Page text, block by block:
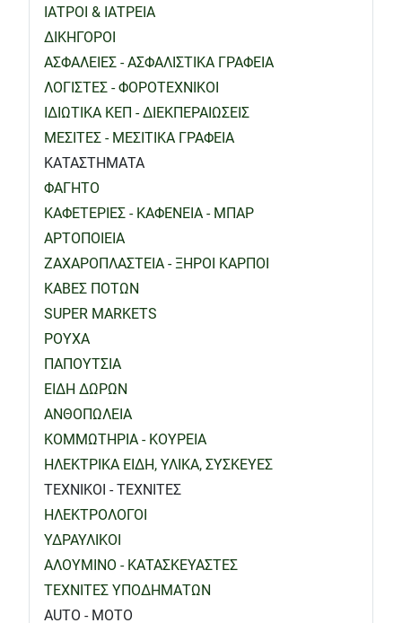
ΙΑΤΡΟΙ & ΙΑΤΡΕΙΑ
ΔΙΚΗΓΟΡΟΙ
ΑΣΦΑΛΕΙΕΣ - ΑΣΦΑΛΙΣΤΙΚΑ ΓΡΑΦΕΙΑ
ΛΟΓΙΣΤΕΣ - ΦΟΡΟΤΕΧΝΙΚΟΙ
ΙΔΙΩΤΙΚΑ ΚΕΠ - ΔΙΕΚΠΕΡΑΙΩΣΕΙΣ
ΜΕΣΙΤΕΣ - ΜΕΣΙΤΙΚΑ ΓΡΑΦΕΙΑ
ΚΑΤΑΣΤΗΜΑΤΑ
ΦΑΓΗΤΟ
ΚΑΦΕΤΕΡΙΕΣ - ΚΑΦΕΝΕΙΑ - ΜΠΑΡ
ΑΡΤΟΠΟΙΕΙΑ
ΖΑΧΑΡΟΠΛΑΣΤΕΙΑ - ΞΗΡΟΙ ΚΑΡΠΟΙ
ΚΑΒΕΣ ΠΟΤΩΝ
SUPER MARKETS
ΡΟΥΧΑ
ΠΑΠΟΥΤΣΙΑ
ΕΙΔΗ ΔΩΡΩΝ
ΑΝΘΟΠΩΛΕΙΑ
ΚΟΜΜΩΤΗΡΙΑ - ΚΟΥΡΕΙΑ
ΗΛΕΚΤΡΙΚΑ ΕΙΔΗ, ΥΛΙΚΑ, ΣΥΣΚΕΥΕΣ
ΤΕΧΝΙΚΟΙ - ΤΕΧΝΙΤΕΣ
ΗΛΕΚΤΡΟΛΟΓΟΙ
ΥΔΡΑΥΛΙΚΟΙ
ΑΛΟΥΜΙΝΟ - ΚΑΤΑΣΚΕΥΑΣΤΕΣ
ΤΕΧΝΙΤΕΣ ΥΠΟΔΗΜΑΤΩΝ
AUTO - MOTO